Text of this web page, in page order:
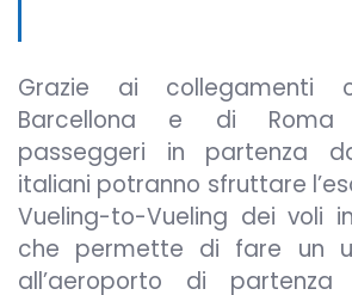
Grazie ai collegamenti
Barcellona e di Roma
passeggeri in partenza
italiani potranno sfruttare
Vueling-to-Vueling dei voli
che permette di fare un
all’aeroporto di